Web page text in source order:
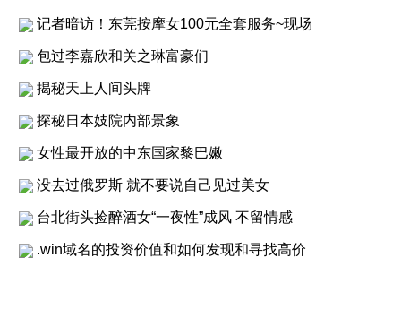
记者暗访！东莞按摩女100元全套服务~现场
包过李嘉欣和关之琳富豪们
揭秘天上人间头牌
探秘日本妓院内部景象
女性最开放的中东国家黎巴嫩
没去过俄罗斯 就不要说自己见过美女
台北街头捡醉酒女“一夜性”成风 不留情感
.win域名的投资价值和如何发现和寻找高价